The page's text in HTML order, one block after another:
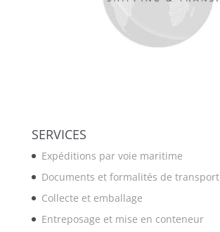
SERVICES
Expéditions par voie maritime
Documents et formalités de transport
Collecte et emballage
Entreposage et mise en conteneur